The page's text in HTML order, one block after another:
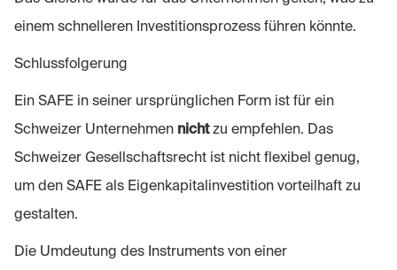
einem schnelleren Investitionsprozess führen könnte.
Schlussfolgerung
Ein SAFE in seiner ursprünglichen Form ist für ein
Schweizer Unternehmen nichtzu empfehlen. Das
Schweizer Gesellschaftsrecht ist nicht flexibel genug,
um den SAFE als Eigenkapitalinvestition vorteilhaft zu
gestalten.
Die Umdeutung des Instruments von einer